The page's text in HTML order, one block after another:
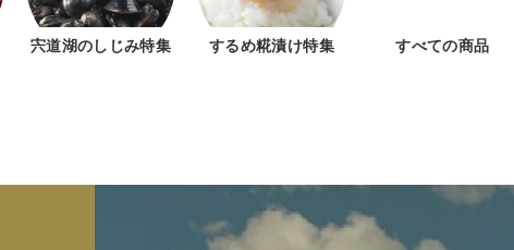
宍道湖のしじみ特集 するめ糀漬け特集 すべての商品